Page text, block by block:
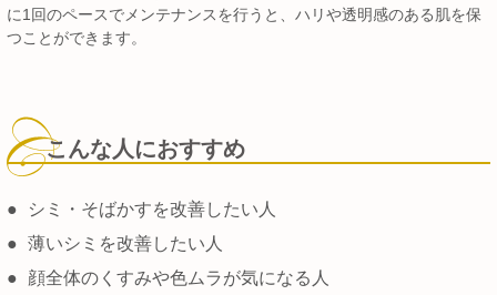
に1回のペースでメンテナンスを行うと、ハリや透明感のある肌を保
つことができます。
こんな人におすすめ
●
シミ・そばかすを改善したい人
● 薄いシミを改善したい人
●
顔全体のくすみや色ムラが気になる人